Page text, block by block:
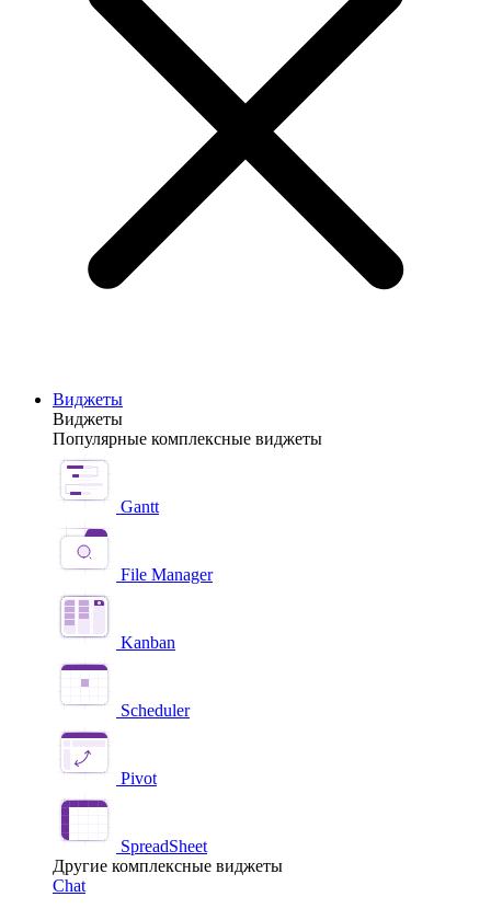
Виджеты
Виджеты
Популярные комплексные виджеты
Gantt
File Manager
Kanban
Scheduler
Pivot
SpreadSheet
Другие комплексные виджеты
Chat